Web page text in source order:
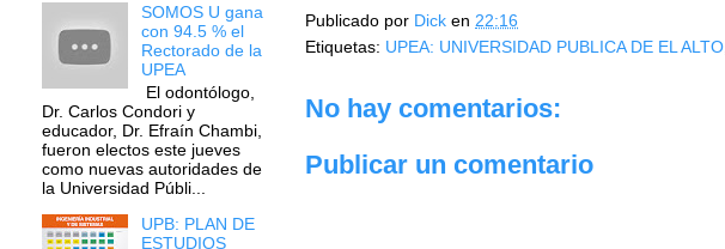
Publicado por Dick en 22:16
Etiquetas: UPEA: UNIVERSIDAD PUBLICA DE EL ALTO
No hay comentarios:
Publicar un comentario
SOMOS U gana
con 94.5 % el
Rectorado de la
UPEA
El odontólogo,
Dr. Carlos Condori y
educador, Dr. Efraín Chambi,
fueron electos este jueves
como nuevas autoridades de
la Universidad Públi...
UPB: PLAN DE
ESTUDIOS